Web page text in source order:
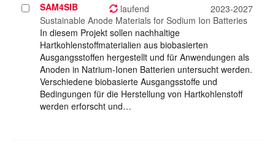
Projekt
auswählen
SAM4SIB laufend
2023-2027
Sustainable Anode Materials for Sodium Ion Batteries
In diesem Projekt sollen nachhaltige
Hartkohlenstoffmaterialien aus biobasierten
Ausgangsstoffen hergestellt und für Anwendungen als
Anoden in Natrium-Ionen Batterien untersucht werden.
Verschiedene biobasierte Ausgangsstoffe und
Bedingungen für die Herstellung von Hartkohlenstoff
werden erforscht und…